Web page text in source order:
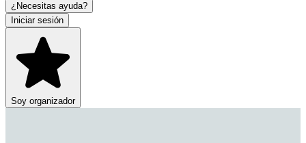
¿Necesitas ayuda?
Iniciar sesión
Soy organizador